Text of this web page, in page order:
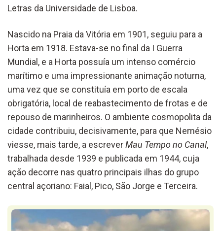
Letras da Universidade de Lisboa.
Nascido na Praia da Vitória em 1901, seguiu para a
Horta em 1918. Estava-se no final da I Guerra
Mundial, e a Horta possuía um intenso comércio
marítimo e uma impressionante animação noturna,
uma vez que se constituía em porto de escala
obrigatória, local de reabastecimento de frotas e de
repouso de marinheiros. O ambiente cosmopolita da
cidade contribuiu, decisivamente, para que Nemésio
viesse, mais tarde, a escreverMau Tempo no Canal,
trabalhada desde 1939 e publicada em 1944, cuja
ação decorre nas quatro principais ilhas do grupo
central açoriano: Faial, Pico, São Jorge e Terceira.